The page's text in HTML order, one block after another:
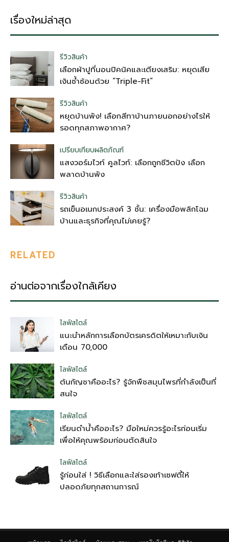
เรื่องใหม่ล่าสุด
รีวิวสินค้า
เลือกผ้าปูที่นอนปิคนิคและเตียงเสริม: หยุดเสีย
เงินซ้ำซ้อนด้วย “Triple-Fit”
รีวิวสินค้า
หยุดบ้านพัง! เลือกสีทาบ้านภายนอกอย่างไรให้
รอดทุกสภาพอากาศ?
เปรียบเทียบผลิตภัณฑ์
แสงวอร์มไวท์ คูลไวท์: เลือกถูกชีวิตปัง เลือก
พลาดบ้านพัง
รีวิวสินค้า
รถเข็นอเนกประสงค์ 3 ชั้น: เครื่องมือพลิกโฉม
บ้านและธุรกิจที่คุณไม่เคยรู้?
RELATED
อ่านต่อจากเรื่องใกล้เคียง
ไลฟ์สไตล์
แนะนำหลักการเลือกบัตรเครดิตให้เหมาะกับเงิน
เดือน 70,000
ไลฟ์สไตล์
ต้นกัญชาคืออะไร? รู้จักพืชสมุนไพรที่กำลังเป็นที่
สนใจ
ไลฟ์สไตล์
เรียนดำน้ำคืออะไร? มือใหม่ควรรู้อะไรก่อนเริ่ม
เพื่อให้คุณพร้อมก่อนตัดสินใจ
ไลฟ์สไตล์
รู้ก่อนใส่ ! วิธีเลือกและใส่รองเท้าเซฟตี้ให้
ปลอดภัยทุกสถานการณ์